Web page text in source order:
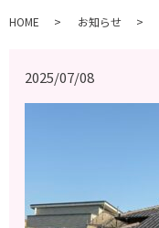
HOME お知らせ
2025/07/08